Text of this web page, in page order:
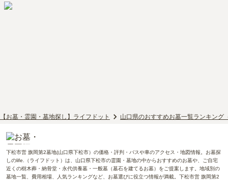
【お墓・霊園・墓地探し】ライフドット 山口県のおすすめお墓一覧ランキング
下松市営 旗岡第2墓地(山口県下松市）の価格・評判・バスや車のアクセス・地図情報。お墓探
しのlife.（ライフドット）は、山口県下松市の霊園・墓地の中からおすすめのお墓や、ご自宅
近くの樹木葬・納骨堂・永代供養墓・一般墓（墓石を建てるお墓）をご提案します。地域別の
墓地一覧、費用相場、人気ランキングなど、お墓選びに役立つ情報が満載。下松市営 旗岡第2